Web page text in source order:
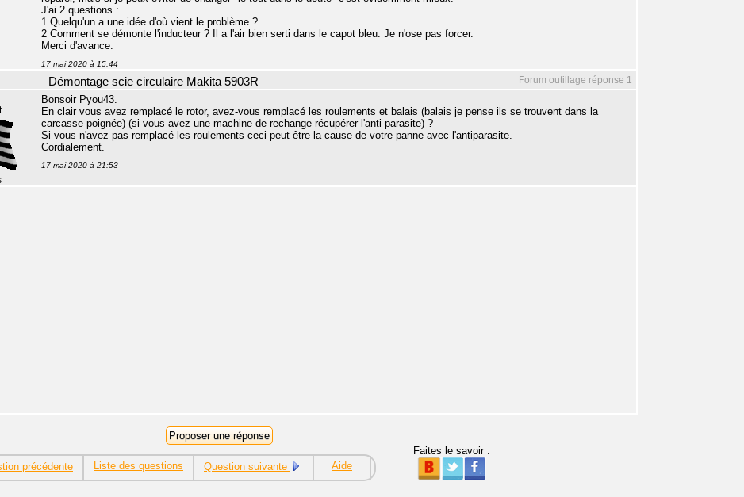
J'ai 2 questions :
1 Quelqu'un a une idée d'où vient le problème ?
2 Comment se démonte l'inducteur ? Il a l'air bien serti dans le capot bleu. Je n'ose pas forcer.
Merci d'avance.
17 mai 2020 à 15:44
Forum outillage réponse 1
Démontage scie circulaire Makita 5903R
Bonsoir Pyou43.
En clair vous avez remplacé le rotor, avez-vous remplacé les roulements et balais (balais je pense ils se trouvent dans la
carcasse poignée) (si vous avez une machine de rechange récupérer l'anti parasite) ?
Si vous n'avez pas remplacé les roulements ceci peut être la cause de votre panne avec l'antiparasite.
Cordialement.
17 mai 2020 à 21:53
précédente Liste des questions Question suivante Aide
Faites le savoir :